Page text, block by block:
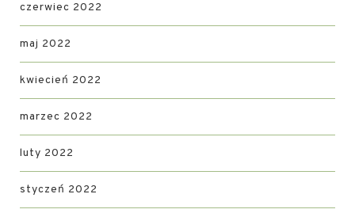
czerwiec 2022
maj 2022
kwiecień 2022
marzec 2022
luty 2022
styczeń 2022